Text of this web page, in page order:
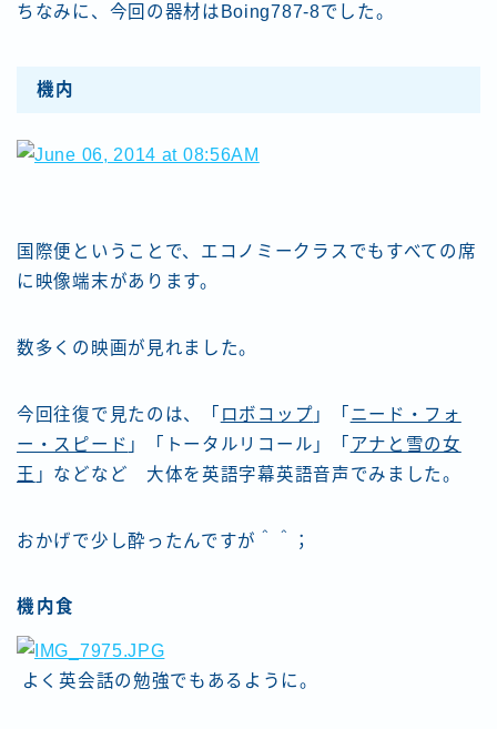
ちなみに、今回の器材はBoing787-8でした。
機内
国際便ということで、エコノミークラスでもすべての席
に映像端末があります。
数多くの映画が見れました。
今回往復で見たのは、「 ロボコップ 」「 ニード・フォ
ー・スピード 」「トータルリコール」「 アナと雪の女
王 」などなど 大体を英語字幕英語音声でみました。
おかげで少し酔ったんですが＾＾；
機内食
よく英会話の勉強でもあるように。